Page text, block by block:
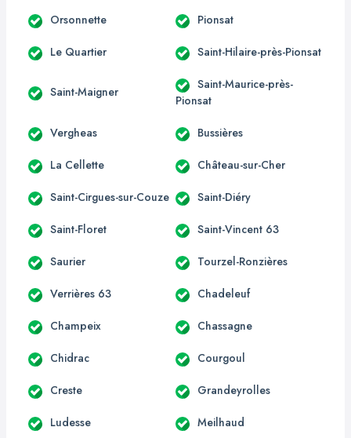
Orsonnette Pionsat
Le Quartier Saint-Hilaire-près-Pionsat
Saint-Maigner
Saint-Maurice-près-
Pionsat
Vergheas Bussières
La Cellette Château-sur-Cher
Saint-Cirgues-sur-Couze Saint-Diéry
Saint-Floret Saint-Vincent 63
Saurier Tourzel-Ronzières
Verrières 63 Chadeleuf
Champeix Chassagne
Chidrac Courgoul
Creste Grandeyrolles
Ludesse Meilhaud